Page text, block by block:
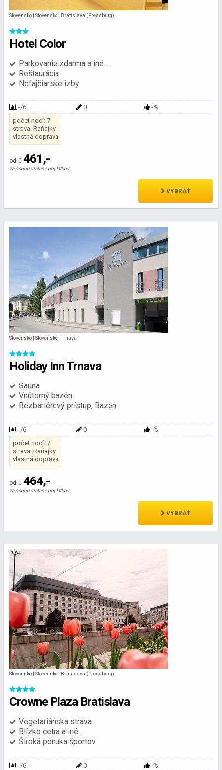
Slovensko | Slovensko | Bratislava (Pressburg)
Hotel Color
Parkovanie zdarma a iné...
Reštaurácia
Nefajčiarske izby
-/6 0
-%
počet nocí: 7
strava: Raňajky
vlastná doprava
od € 461,-
za osobu vrátane poplatkov
VYBRAŤ
Slovensko | Slovensko | Trnava
Holiday Inn Trnava
Sauna
Vnútorný bazén
Bezbariérový prístup, Bazén
-/6 0
-%
počet nocí: 7
strava: Raňajky
vlastná doprava
od € 464,-
za osobu vrátane poplatkov
VYBRAŤ
Slovensko | Slovensko | Bratislava (Pressburg)
Crowne Plaza Bratislava
Vegetariánska strava
Blízko cetra a iné...
Široká ponuka športov
-/6 0
-%